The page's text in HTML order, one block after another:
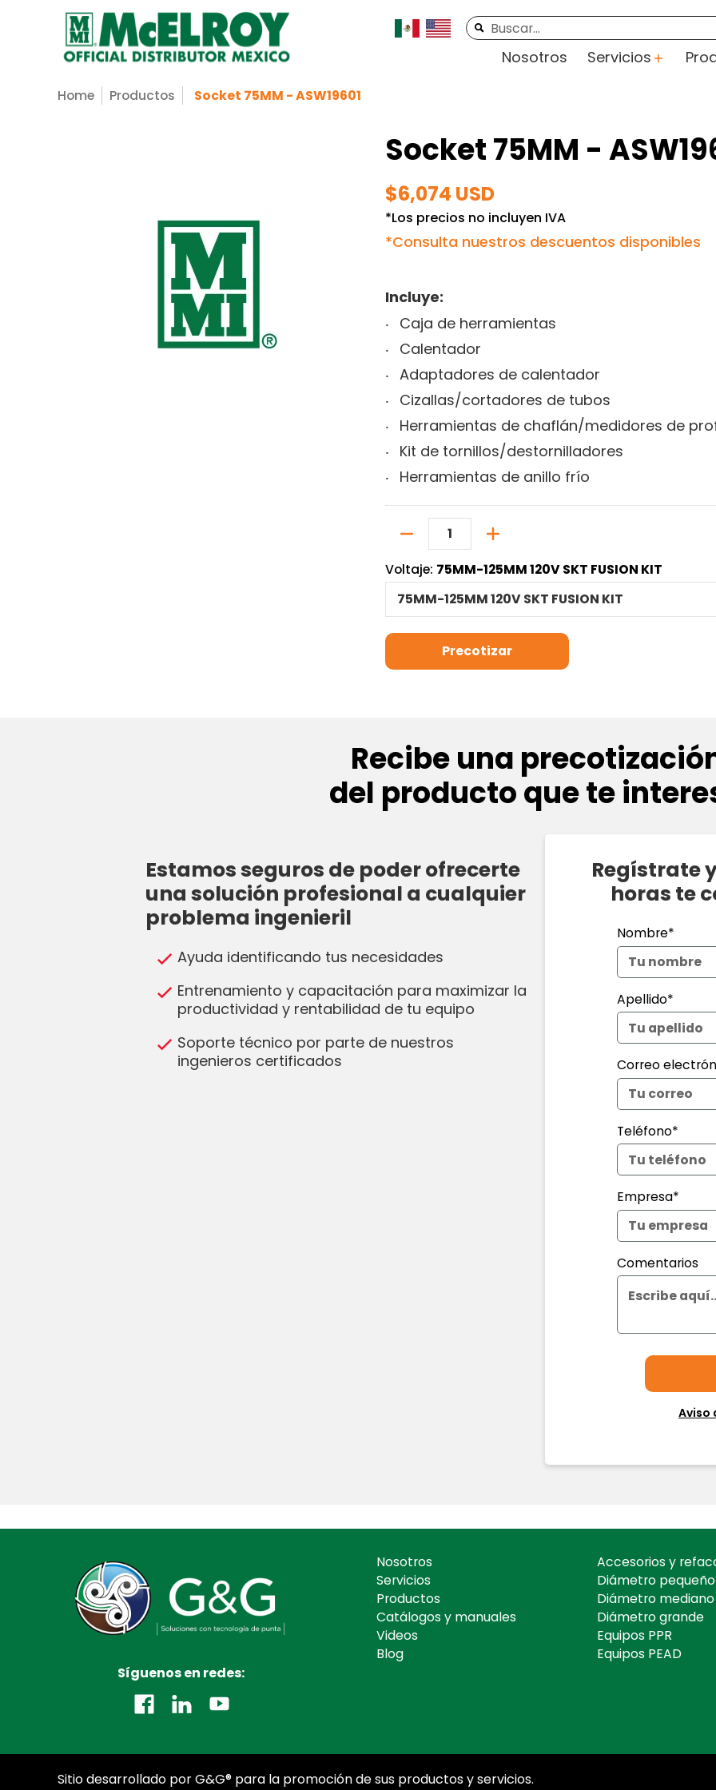
Saltar al contenido principal
Nosotros Servicios Productos
Buscar...
Nosotros Servicios
Home Productos Socket 75MM - ASW19601
Socket 75MM -
$6,074 USD
*Los precios no incluyen IVA
*Consulta nuestros descuentos disponibles
Incluye:
Caja de herramientas
Calentador
Adaptadores de calentador
Cizallas/cortadores de tubos
Herramientas de chaflán/medidores de
Kit de tornillos/destornilladores
Herramientas de anillo frío
Voltaje: 75MM-125MM 120V SKT FUSION KIT
Recibe una
del producto que te
Estamos seguros de poder ofrecerte
una solución profesional a cualquier
problema ingenieril
Ayuda identificando tus necesidades
Entrenamiento y capacitación para maximizar la
productividad y rentabilidad de tu equipo
Soporte técnico por parte de nuestros
ingenieros certificados
Regístrate
horas te
Nombre*
Apellido*
Correo
Teléfono*
Empresa*
Comentarios
Aviso
Síguenos en redes:
Nosotros
Servicios
Productos
Catálogos y manuales
Videos
Blog
Accesorios y
Diámetro pequeño
Diámetro mediano
Diámetro grande
Equipos PPR
Equipos PEAD
Sitio desarrollado por G&G® para la promoción de sus productos y servicios.